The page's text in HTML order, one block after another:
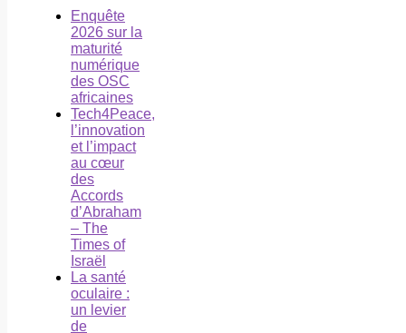
Enquête
2026 sur la
maturité
numérique
des OSC
africaines
Tech4Peace,
l’innovation
et l’impact
au cœur
des
Accords
d’Abraham
– The
Times of
Israël
La santé
oculaire :
un levier
de